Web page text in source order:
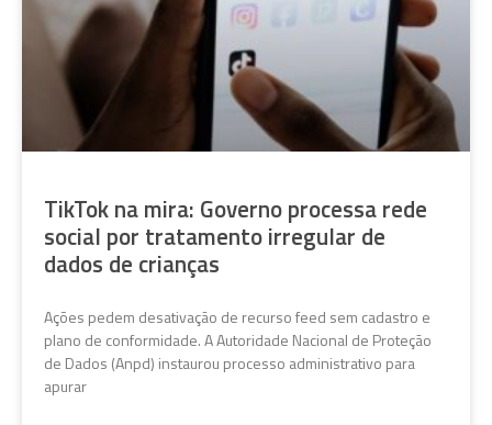
TikTok na mira: Governo processa rede
social por tratamento irregular de
dados de crianças
Ações pedem desativação de recurso feed sem cadastro e
plano de conformidade. A Autoridade Nacional de Proteção
de Dados (Anpd) instaurou processo administrativo para
apurar